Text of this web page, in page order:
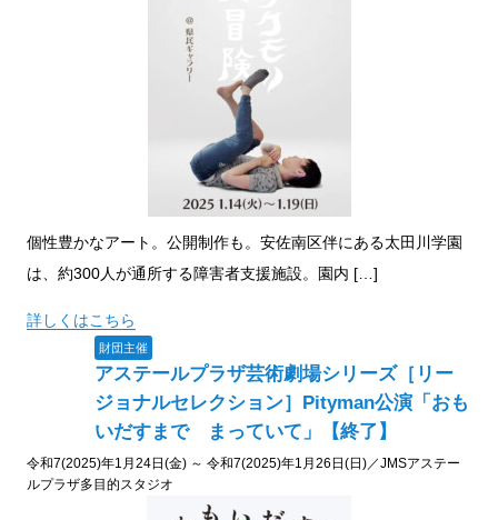
個性豊かなアート。公開制作も。安佐南区伴にある太田川学園
は、約300人が通所する障害者支援施設。園内 […]
詳しくはこちら
財団主催
アステールプラザ芸術劇場シリーズ［リー
ジョナルセレクション］Pityman公演「おも
いだすまで まっていて」【終了】
令和7(2025)年1月24日(金) ～ 令和7(2025)年1月26日(日)／JMSアステー
ルプラザ多目的スタジオ